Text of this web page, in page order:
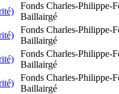
Fonds Charles-Philippe-
Baillairgé
Fonds Charles-Philippe-
Baillairgé
Fonds Charles-Philippe-
Baillairgé
Fonds Charles-Philippe-
Baillairgé